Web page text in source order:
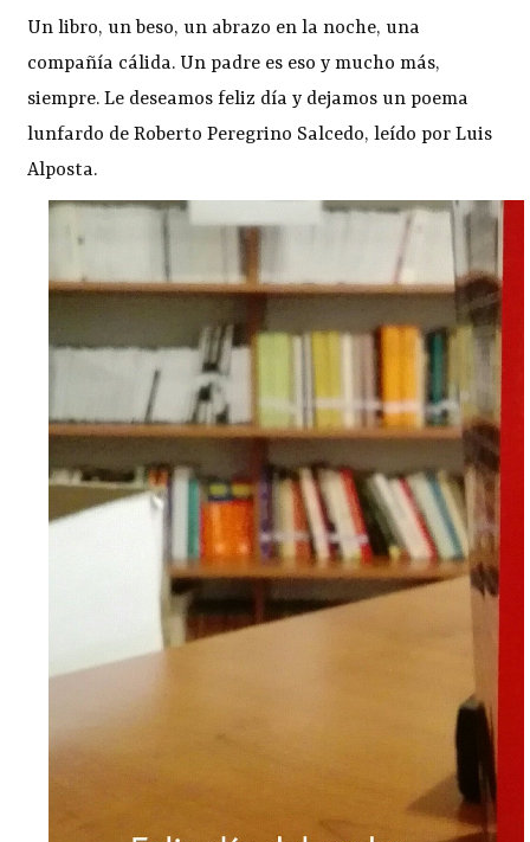
Un libro, un beso, un abrazo en la noche, una
compañía cálida. Un padre es eso y mucho más,
siempre. Le deseamos feliz día y dejamos un poema
lunfardo de Roberto Peregrino Salcedo, leído por Luis
Alposta.